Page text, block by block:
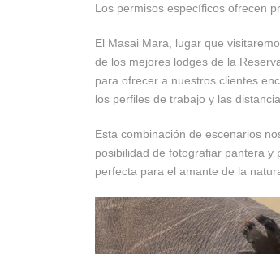
Los permisos específicos ofrecen
El Masai Mara, lugar que
de los mejores lodges de la
para ofrecer a nuestros clientes
los perfiles de trabajo y las
Esta combinación de escenarios
posibilidad de fotografiar pantera y
perfecta para el amante de la